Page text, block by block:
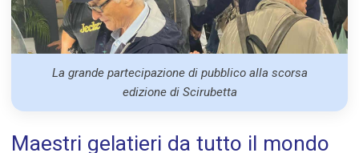
La grande partecipazione di pubblico alla scorsa
edizione di Scirubetta
Maestri gelatieri da tutto il mondo